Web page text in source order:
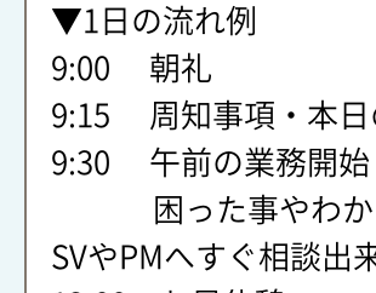
▼1日の流れ例
9:00 朝礼
9:15 周知事項・本日
9:30 午前の業務開始
困った事やわから
SVやPMへすぐ相談